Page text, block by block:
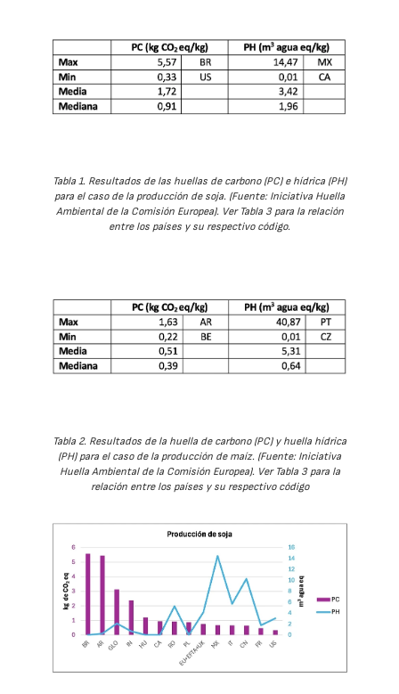
Tabla 1. Resultados de las huellas de carbono (PC) e hídrica (PH)
para el caso de la producción de soja. (Fuente: Iniciativa Huella
Ambiental de la Comisión Europea). Ver Tabla 3 para la relación
entre los países y su respectivo código.
Tabla 2. Resultados de la huella de carbono (PC) y huella hídrica
(PH) para el caso de la producción de maíz. (Fuente: Iniciativa
Huella Ambiental de la Comisión Europea). Ver Tabla 3 para la
relación entre los países y su respectivo código